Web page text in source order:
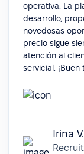
operativa. La
desarrollo,
novedosas
precio sigue
atención al
servicial.
Irina V.